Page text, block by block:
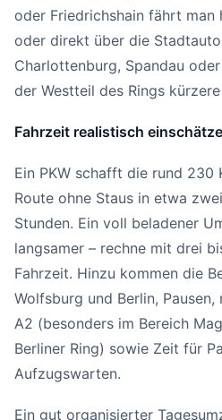
oder Friedrichshain fährt man
oder direkt über die
Charlottenburg, Spandau
der Westteil des Rings kürzere
Fahrzeit realistisch
Ein PKW schafft die rund 230
Route ohne Staus in etwa
Stunden. Ein voll beladener
langsamer – rechne mit drei
Fahrzeit. Hinzu kommen die
Wolfsburg und Berlin,
A2 (besonders im Bereich
Berliner Ring) sowie Zeit für
Aufzugswarten.
Ein gut organisierter